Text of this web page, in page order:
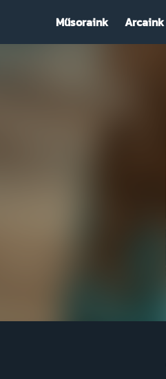
Műsoraink Arcaink